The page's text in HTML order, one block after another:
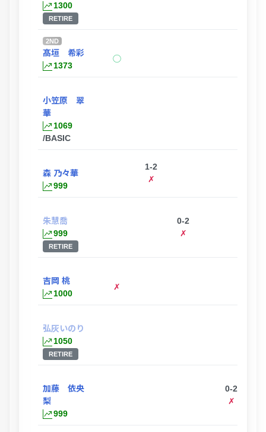
1300
RETIRE
2ND
髙垣 希彩
1373
◯
小笠原 翠
華
1069
/BASIC
森 乃々華
999
1-2
✗
朱慧喬
999
RETIRE
0-2
✗
吉岡 桃
1000
✗
弘灰いのり
1050
RETIRE
加藤 依央
梨
999
0-2
✗